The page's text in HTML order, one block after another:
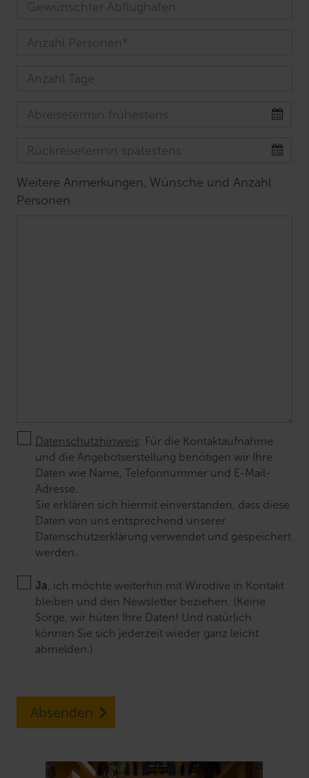
Weitere Anmerkungen, Wünsche und Anzahl
Personen
Datenschutzhinweis: Für die Kontaktaufnahme
und die Angebotserstellung benötigen wir Ihre
Daten wie Name, Telefonnummer und E-Mail-
Adresse.
Sie erklären sich hiermit einverstanden, dass diese
Daten von uns entsprechend unserer
Datenschutzerklärung verwendet und gespeichert
werden.
Ja, ich möchte weiterhin mit Wirodive in Kontakt
bleiben und den Newsletter beziehen. (Keine
Sorge, wir hüten Ihre Daten! Und natürlich
können Sie sich jederzeit wieder ganz leicht
abmelden.)
Absenden